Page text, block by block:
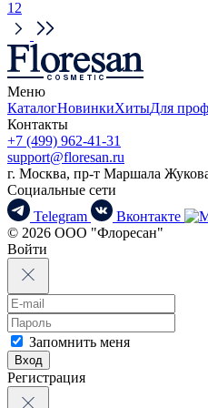
1 2
Меню
КаталогНовинкиХитыДля
Контакты
+7 (499) 962-41-31
support@floresan.ru
г. Москва, пр-т Маршала
Социальные сети
Telegram
Вконтакте
© 2026 ООО "Флоресан"
Войти
Запомнить меня
Вход
Регистрация